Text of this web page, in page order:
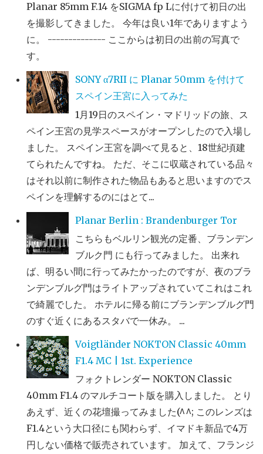
Planar 85mm F.14 をSIGMA fp Lに付けて初日の出
を撮影してきました。 今年は良い1年でありますよう
に。 -------------- ここからは初日の出前の写真で
す。
SONY α7RII に Planar 50mm を付けて
スペイン王宮に入ってみた
1月19日のスペイン・マドリッドの旅、ス
ペイン王宮の見学スペースがオープンしたので入場し
ました。 スペイン王宮を調べて見ると、18世紀頃建
てられたんですね。 ただ、そこに収蔵されている品々
はそれ以前に制作された物品もあると思いますのでス
ペインを理解するのにはとて...
Planar Berlin : Brandenburger Tor
こちらもベルリン観光の定番、ブランデン
ブルク門 にも行ってみました。 出来れ
ば、明るい間に行ってみたかったのですが、夜のブラ
ンデンブルグ門はライトアップされていてこれはこれ
で綺麗でした。 ホテルに帰る前にブランデンブルグ門
のすぐ近くにあるスタバで一休み。 ...
Voigtländer NOKTON Classic 40mm
F1.4 MC | 1st. Experience
フォクトレンダー NOKTON Classic
40mm F1.4 のマルチコート版を購入しました。 とり
あえず、近くの花壇撮ってみました(^^; このレンズは
F1.4という大口径にも関わらず、イマドキ新品で4万
円しない価格で販売されています。 加えて、フランジ